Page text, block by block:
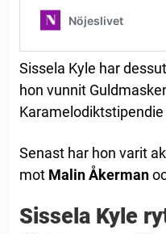
Sissela Kyle har
hon vunnit
Karamelodiktstipendie
Senast har hon varit
mot Malin Åkerman
Sissela Kyle